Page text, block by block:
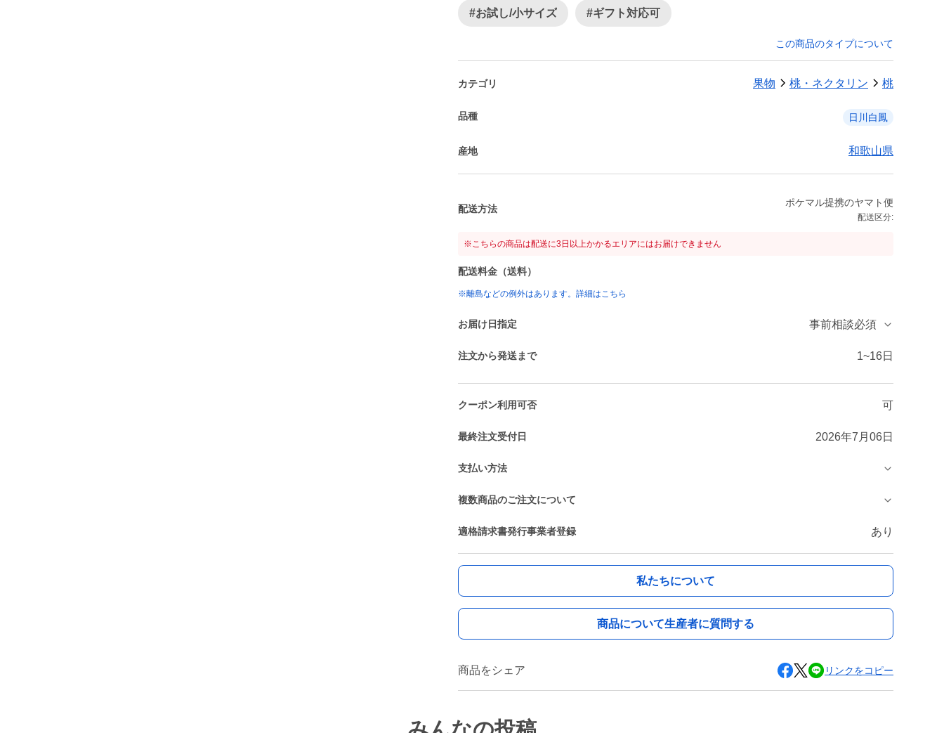
#お試し/小サイズ #ギフト対応可
この商品のタイプについて
カテゴリ 果物 桃・ネクタリン 桃
品種 日川白鳳
産地 和歌山県
配送方法
ポケマル提携のヤマト便
配送区分:
※こちらの商品は配送に3日以上かかるエリアにはお届けできません
配送料金（送料）
※離島などの例外はあります。詳細はこちら
お届け日指定 事前相談必須
注文から発送まで 1~16日
クーポン利用可否 可
最終注文受付日 2026年7月06日
支払い方法
複数商品のご注文について
適格請求書発行事業者登録 あり
私たちについて
商品について生産者に質問する
商品をシェア リンクをコピー